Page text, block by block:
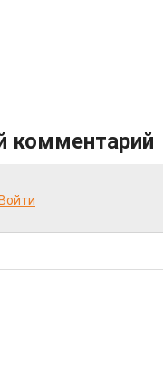
комментарий
Войти